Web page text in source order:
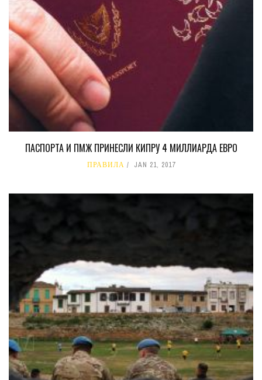
ПАСПОРТА И ПМЖ ПРИНЕСЛИ КИПРУ 4 МИЛЛИАРДА ЕВРО
ПРАВИЛА JAN 21, 2017